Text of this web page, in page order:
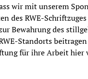
wir mit unserem
des RWE-
Bewahrung des
Standorts
für ihre Arbeit hier